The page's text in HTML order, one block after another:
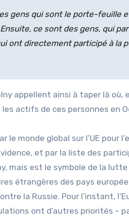
gens qui sont le porte-feuille
ce sont des gens, qui
ont directement participé à la
appellent ainsi à taper là
actifs de ces personnes en
le monde global sur l’UE
et par la liste des
mais est le symbole de la
étrangères des pays
la Russie. Pour l’instant,
ont d’autres priorités –